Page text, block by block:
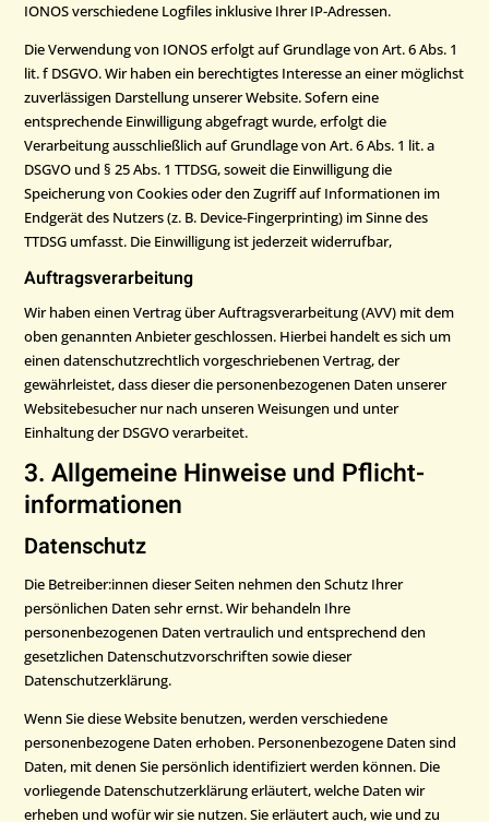
IONOS verschiedene Logfiles inklusive Ihrer IP-Adressen.
Die Verwendung von IONOS erfolgt auf Grundlage von Art. 6 Abs. 1
lit. f DSGVO. Wir haben ein berechtigtes Interesse an einer möglichst
zuverlässigen Darstellung unserer Website. Sofern eine
entsprechende Einwilligung abgefragt wurde, erfolgt die
Verarbeitung ausschließlich auf Grundlage von Art. 6 Abs. 1 lit. a
DSGVO und § 25 Abs. 1 TTDSG, soweit die Einwilligung die
Speicherung von Cookies oder den Zugriff auf Informationen im
Endgerät des Nutzers (z. B. Device-Fingerprinting) im Sinne des
TTDSG umfasst. Die Einwilligung ist jederzeit widerrufbar,
Auftragsverarbeitung
Wir haben einen Vertrag über Auftragsverarbeitung (AVV) mit dem
oben genannten Anbieter geschlossen. Hierbei handelt es sich um
einen datenschutzrechtlich vorgeschriebenen Vertrag, der
gewährleistet, dass dieser die personenbezogenen Daten unserer
Websitebesucher nur nach unseren Weisungen und unter
Einhaltung der DSGVO verarbeitet.
3. Allgemeine Hinweise und Pflicht­
informationen
Datenschutz
Die Betreiber:innen dieser Seiten nehmen den Schutz Ihrer
persönlichen Daten sehr ernst. Wir behandeln Ihre
personenbezogenen Daten vertraulich und entsprechend den
gesetzlichen Datenschutzvorschriften sowie dieser
Datenschutzerklärung.
Wenn Sie diese Website benutzen, werden verschiedene
personenbezogene Daten erhoben. Personenbezogene Daten sind
Daten, mit denen Sie persönlich identifiziert werden können. Die
vorliegende Datenschutzerklärung erläutert, welche Daten wir
erheben und wofür wir sie nutzen. Sie erläutert auch, wie und zu